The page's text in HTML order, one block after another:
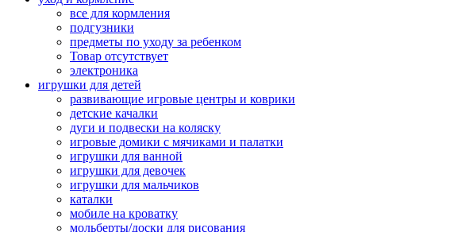
все для кормления
подгузники
предметы по уходу за ребенком
Товар отсутствует
электроника
игрушки для детей
развивающие игровые центры и коврики
детские качалки
дуги и подвески на коляску
игровые домики с мячиками и палатки
игрушки для ванной
игрушки для девочек
игрушки для мальчиков
каталки
мобиле на кроватку
мольберты/доски для рисования